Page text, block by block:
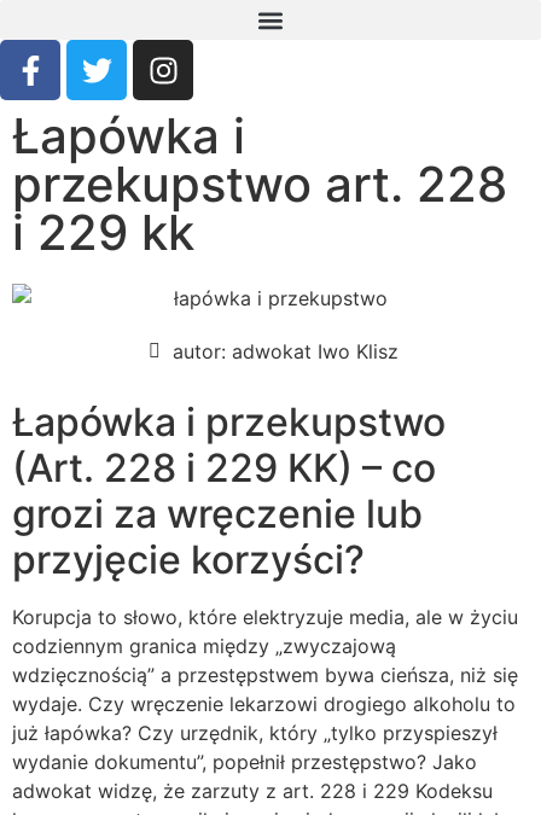
Łapówka i
przekupstwo art. 228
i 229 kk
autor: adwokat Iwo Klisz
Łapówka i przekupstwo
(Art. 228 i 229 KK) – co
grozi za wręczenie lub
przyjęcie korzyści?
Korupcja to słowo, które elektryzuje media, ale w życiu
codziennym granica między „zwyczajową
wdzięcznością” a przestępstwem bywa cieńsza, niż się
wydaje. Czy wręczenie lekarzowi drogiego alkoholu to
już łapówka? Czy urzędnik, który „tylko przyspieszył
wydanie dokumentu”, popełnił przestępstwo? Jako
adwokat widzę, że zarzuty z art. 228 i 229 Kodeksu